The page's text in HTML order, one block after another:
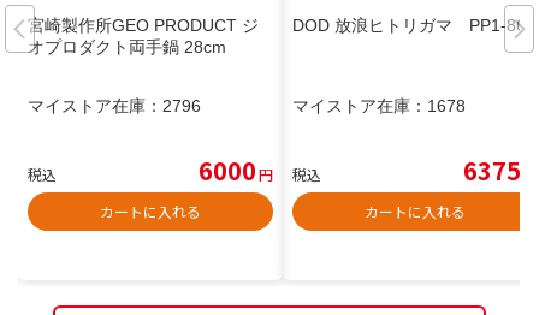
宮崎製作所GEO PRODUCT ジ
オプロダクト両手鍋 28cm
マイストア在庫： 2796
税込 6000円
カートに入れる
DOD 放浪ヒトリガマ PP1-860
マイストア在庫： 1678
税込 6375
カートに入れる